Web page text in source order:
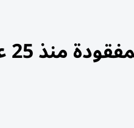
منذ 25 عاماً